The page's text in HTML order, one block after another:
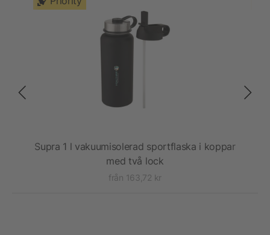
Supra 1 l vakuumisolerad sportflaska i koppar
med två lock
från 163,72 kr